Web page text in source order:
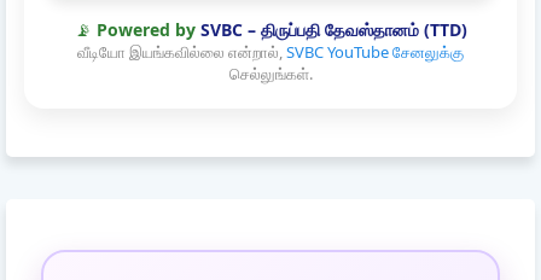
📡 Powered by SVBC – திருப்பதி தேவஸ்தானம் (TTD)
வீடியோ இயங்கவில்லை என்றால், SVBC YouTube சேனலுக்கு
செல்லுங்கள்.